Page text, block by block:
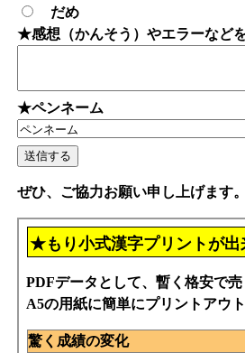
だめ
★感想（かんそう）やエラーなど
★ペンネーム
ぜひ、ご協力お願い申し上げます。